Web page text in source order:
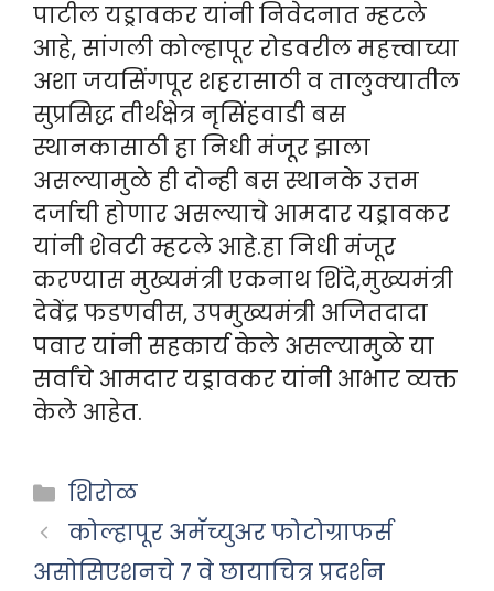
पाटील यड्रावकर यांनी निवेदनात म्हटले
आहे, सांगली कोल्हापूर रोडवरील महत्त्वाच्या
अशा जयसिंगपूर शहरासाठी व तालुक्यातील
सुप्रसिद्ध तीर्थक्षेत्र नृसिंहवाडी बस
स्थानकासाठी हा निधी मंजूर झाला
असल्यामुळे ही दोन्ही बस स्थानके उत्तम
दर्जाची होणार असल्याचे आमदार यड्रावकर
यांनी शेवटी म्हटले आहे.हा निधी मंजूर
करण्यास मुख्यमंत्री एकनाथ शिंदे,मुख्यमंत्री
देवेंद्र फडणवीस, उपमुख्यमंत्री अजितदादा
पवार यांनी सहकार्य केले असल्यामुळे या
सर्वांचे आमदार यड्रावकर यांनी आभार व्यक्त
केले आहेत.
Categories
शिरोळ
कोल्हापूर अमॅच्युअर फोटोग्राफर्स
असोसिएशनचे ७ वे छायाचित्र प्रदर्शन